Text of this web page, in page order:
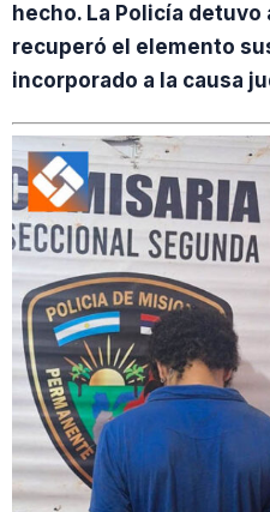
hecho. La Policía detuvo
recuperó el elemento
incorporado a la causa